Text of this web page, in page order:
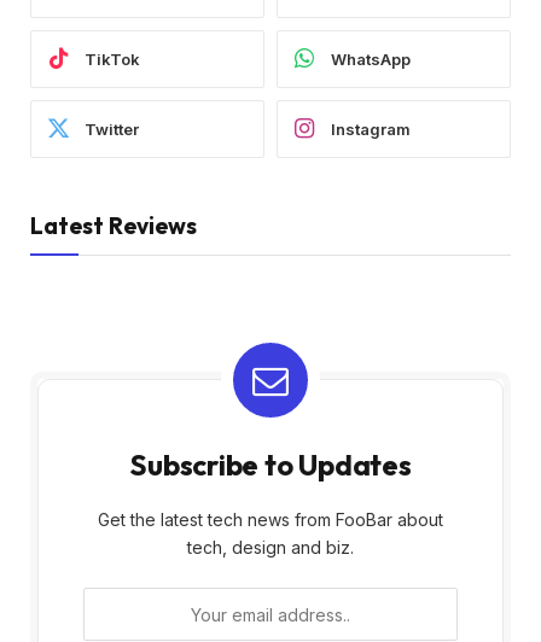
TikTok WhatsApp
Twitter Instagram
Latest Reviews
Subscribe to Updates
Get the latest tech news from FooBar about
tech, design and biz.